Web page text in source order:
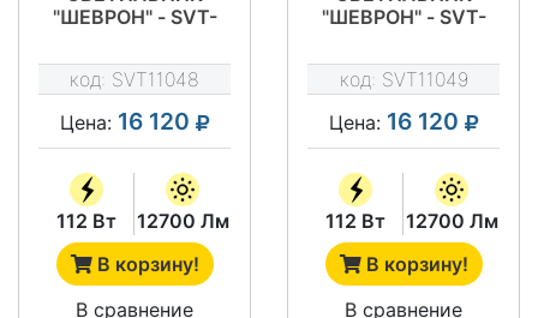
"ШЕВРОН" - SVT-
27
код: SVT11048
Цена: 16 120
112 Вт
12700 Лм
В корзину!
В сравнение
"ШЕВРОН" - SVT-
58
код: SVT11049
Цена: 16 120
112 Вт
12700 Лм
В корзину!
В сравнение